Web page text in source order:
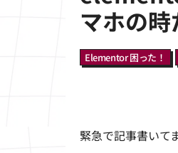
マホの
Elementor 困った！
緊急で記事書いて